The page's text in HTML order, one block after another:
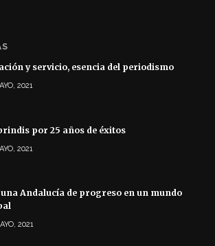
y servicio, esencia del periodismo
2021
por 25 años de éxitos
2021
Andalucía de progreso en un mundo
2021